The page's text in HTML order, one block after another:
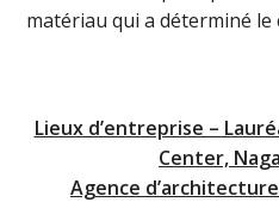
matériau qui a déterminé le
Lieux d’entreprise –
Center,
Agence d’architecture